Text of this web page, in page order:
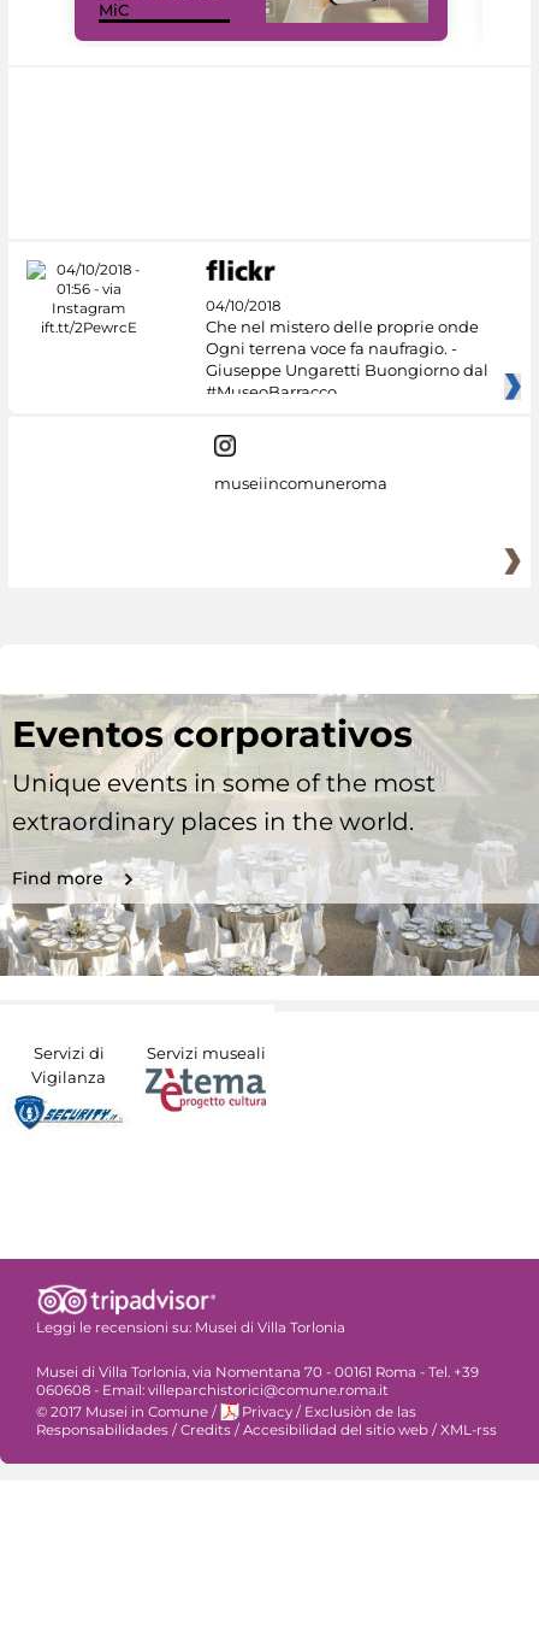
MiC
04/10/2018
Che nel mistero delle proprie onde
Ogni terrena voce fa naufragio. -
Giuseppe Ungaretti Buongiorno dal
#MuseoBarracco
museiincomuneroma
Eventos corporativos
Unique events in some of the most
extraordinary places in the world.
Find more
Servizi di
Vigilanza
Servizi museali
Leggi le recensioni su: Musei di Villa Torlonia
Musei di Villa Torlonia, via Nomentana 70 - 00161 Roma - Tel. +39
060608 - Email: villeparchistorici@comune.roma.it
© 2017 Musei in Comune / Privacy / Exclusiòn de las
Responsabilidades / Credits / Accesibilidad del sitio web / XML-rss